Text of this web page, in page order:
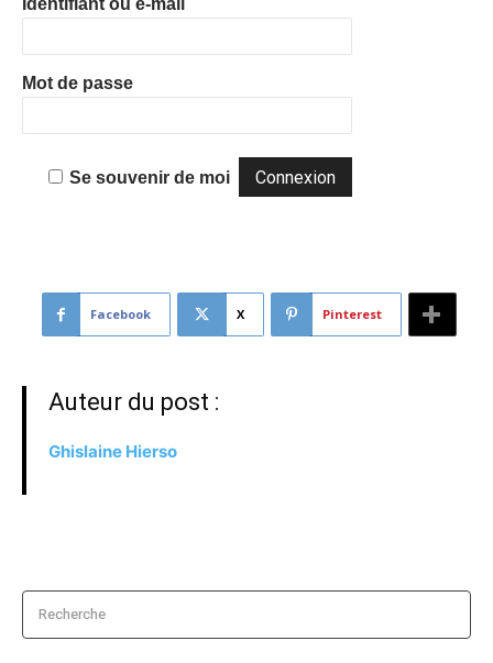
Identifiant ou e-mail
Mot de passe
Se souvenir de moi
Facebook X Pinterest
Auteur du post :
Ghislaine Hierso
Recherche